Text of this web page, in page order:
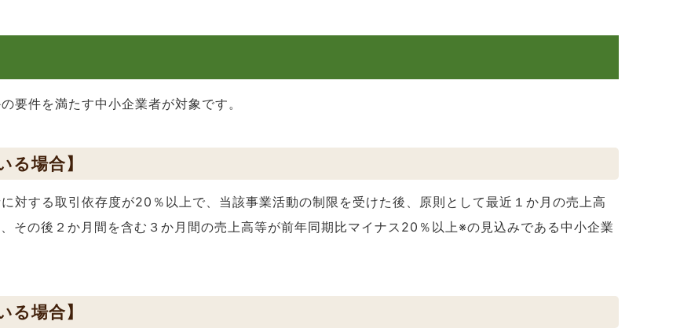
要件を満たす中小企業者が対象です。
る場合】
対する取引依存度が20％以上で、当該事業活動の制限を受けた後、原則として最近１か月の売上高
その後２か月間を含む３か月間の売上高等が前年同期比マイナス20％以上※の見込みである中小企業
る場合】